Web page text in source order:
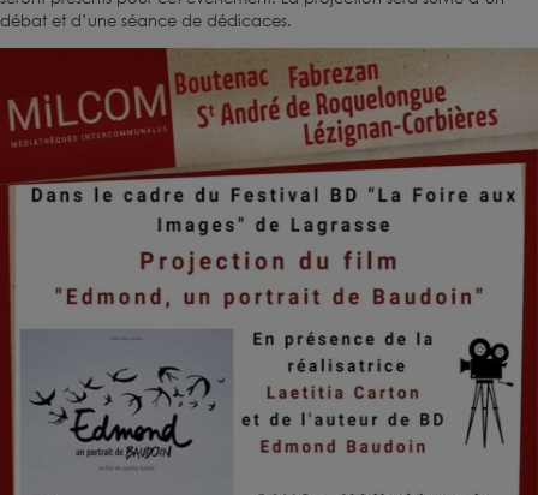
débat et d’une séance de dédicaces.